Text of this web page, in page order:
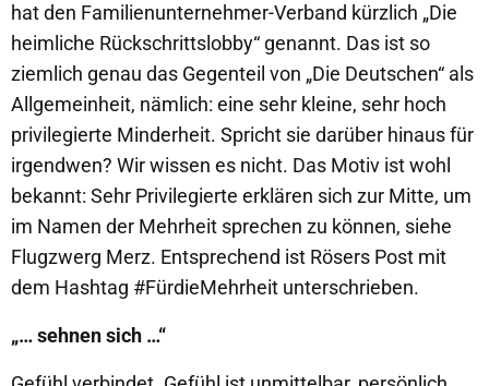
hat den Familienunternehmer-Verband kürzlich „Die
heimliche Rückschrittslobby“ genannt. Das ist so
ziemlich genau das Gegenteil von „Die Deutschen“ als
Allgemeinheit, nämlich: eine sehr kleine, sehr hoch
privilegierte Minderheit. Spricht sie darüber hinaus für
irgendwen? Wir wissen es nicht. Das Motiv ist wohl
bekannt: Sehr Privilegierte erklären sich zur Mitte, um
im Namen der Mehrheit sprechen zu können, siehe
Flugzwerg Merz. Entsprechend ist Rösers Post mit
dem Hashtag #FürdieMehrheit unterschrieben.
„… sehnen sich …“